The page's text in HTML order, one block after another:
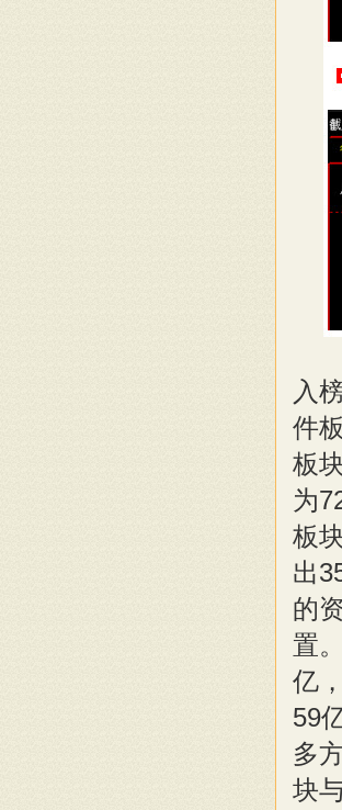
入
件
板
为
板
出
的
置
亿
59
多
块